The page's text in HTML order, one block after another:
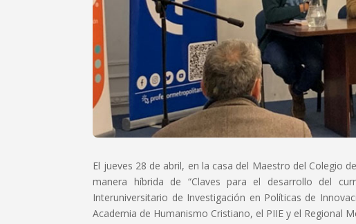
El jueves 28 de abril, en la casa del Maestro del Colegio
manera híbrida de “Claves para el desarrollo del
Interuniversitario de Investigación en Políticas de
Academia de Humanismo Cristiano, el PIIE y el Regional